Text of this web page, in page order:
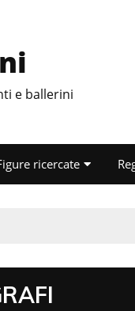
e ballerini
ricercate